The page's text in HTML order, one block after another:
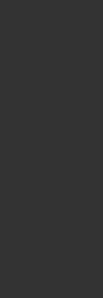
МАРМЕЛАДКИ PURR